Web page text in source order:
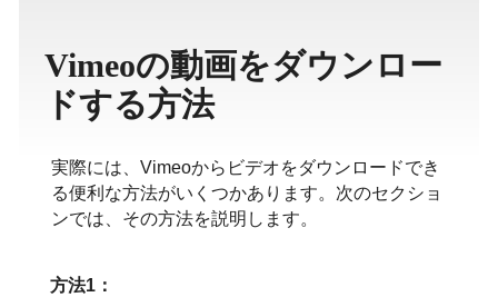
Vimeoの動画をダウンロー
ドする方法
実際には、Vimeoからビデオをダウンロードでき
る便利な方法がいくつかあります。次のセクショ
ンでは、その方法を説明します。
方法1：